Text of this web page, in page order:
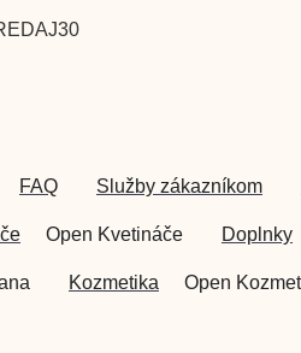
FAQ Služby zákazníkom
Open Kvetináče Doplnky
Kozmetika Open